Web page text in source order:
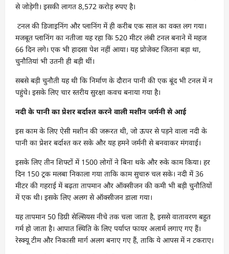
से जोड़ेगी। इसकी लागत 8,572 करोड़ रुपए है।
टनल की डिजाइनिंग और प्लानिंग में ही करीब एक साल का वक्त लग गया।
मजबूत प्लानिंग का नतीजा यह रहा कि 520 मीटर लंबी टनल बनाने में महज
66 दिन लगे। एक भी हादसा पेश नहीं आया। यह प्रोजेक्ट जितना बड़ा था,
चुनौतियां भी उतनी ही बड़ी थीं।
सबसे बड़ी चुनौती यह थी कि निर्माण के दौरान पानी की एक बूंद भी टनल में न
पहुंचे। इसके लिए चार स्तरीय सुरक्षा कवच बनाया गया है।
नदी के पानी का प्रेशर बर्दाश्त करने वाली मशीन जर्मनी से आई
इस काम के लिए ऐसी मशीन की जरूरत थी, जो ऊपर से पड़ने वाला नदी के
पानी का प्रेशर बर्दाश्त कर सके और यह हमने जर्मनी से बनवाकर मंगवाई।
इसके लिए तीन शिफ्टों में 1500 लोगों ने बिना थके और रुके काम किया। हर
दिन 150 ट्रक मलबा निकाला गया ताकि काम सुचारु चल सके। नदी में 36
मीटर की गहराई में बढ़ता तापमान और ऑक्सीजन की कमी भी बड़ी चुनौतियों
में एक थी। इसके लिए अलग से ऑक्सीजन डाला गया।
यह तापमान 50 डिग्री सेल्सियस नीचे तक चला जाता है, इससे वातावरण बहुत
गर्म हो जाता है। आपात स्थिति के लिए पर्याप्त फायर अलार्म लगाए गए हैं।
रेस्क्यू टीम और निकासी मार्ग अलग बनाए गए हैं, ताकि ये आपस में न टकराए।